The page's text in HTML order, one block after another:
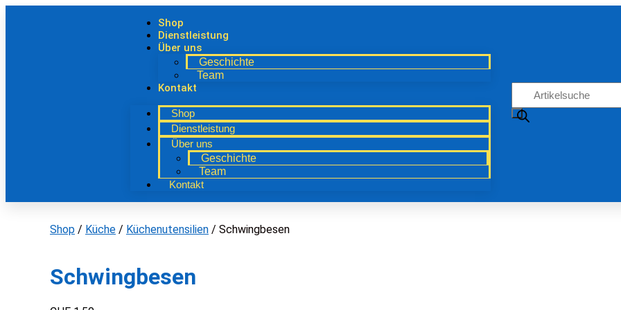
Shop
Dienstleistung
Über uns
Geschichte
Team
Kontakt
Shop
Dienstleistung
Über uns
Geschichte
Team
Kontakt
Shop / Küche / Küchenutensilien / Schwingbesen
Schwingbesen